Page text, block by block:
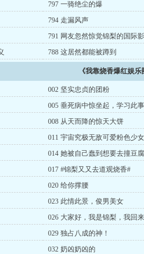
797 一骑绝尘的爆
794 走漏风声
791 网友忽然惊觉锦梨的国际
788 这居然都能被蹲到
《我靠烧香爆红娱
002 坚实忠贞的团粉
005 垂死病中惊坐起，学习此
008 从天而降的惊天大饼
011 宇宙究极无敌可爱粉色少
014 她被自己蠢到想要去撞豆腐
017 #锦梨又又去道观烧香#
020 给你撑腰
023 此情此景，俊男美女
026 大家好，我是锦梨，我回
029 独占八成的神！
032 奶凶奶凶的